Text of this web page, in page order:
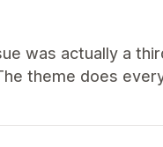
was actually a
theme does